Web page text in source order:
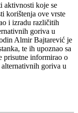
aktivnosti koje se
korištenja ove vrste
i izradu različitih
goriva u
Almir Bajtarević je
te ih upoznao sa
prisutne informirao o
goriva u